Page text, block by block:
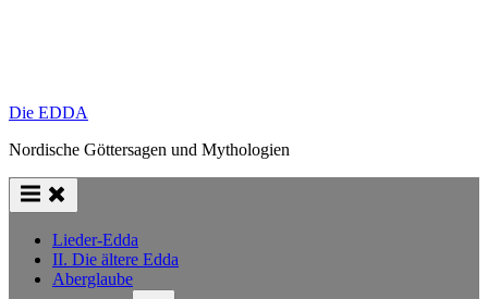
Die EDDA
Nordische Göttersagen und Mythologien
Lieder-Edda
II. Die ältere Edda
Aberglaube